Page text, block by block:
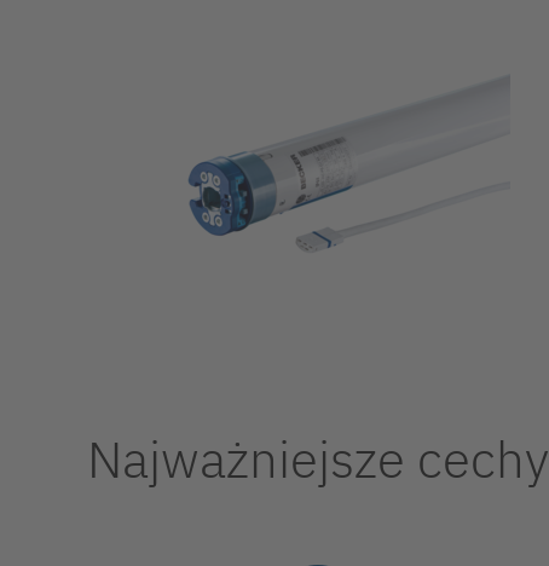
Najważniejsze